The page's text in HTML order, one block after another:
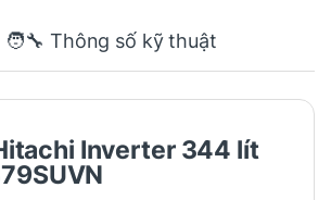
🧑‍🔧 Thông số kỹ thuật
Inverter 344 lít